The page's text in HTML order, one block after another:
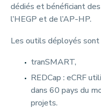
dédiés et bénéficiant
l’HEGP et de l’AP-HP.
Les outils déployés sont
tranSMART,
REDCap : eCRF
dans 60 pays du
projets.